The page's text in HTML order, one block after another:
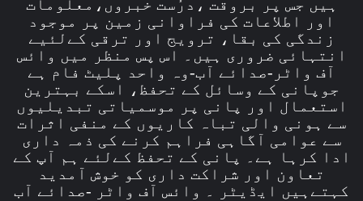
ہیں جس پر بروقت ،درُست خبروں،معلومات
اور اطلاعات کی فراوانی زمین پر موجود
زندگی کی بقا، ترویج اور ترقی کےلئیے
انتہائی ضروری ہیں۔ اس پس منظر میں وائس
آف واٹر-صدائے آب-وہ واحد پلیٹ فام ہے
جوپانی کے وسائل کے تحفظ، اسکے بہترین
استعمال اور پانی پر موسمیاتی تبدیلیوں
سے ہونی والی تباہ کاریوں کے منفی اثرات
سے عوامی آگاہی فراہم کرنے کی ذمہ داری
ادا کرہا ہے۔ پانی کے تحفظ کےلئے ہم آپ کے
تعاون اور شراکت داری کو خوش آمدید
کہتےہیں ایڈیٹر ۔ وائس آف واٹر -صدائے آب